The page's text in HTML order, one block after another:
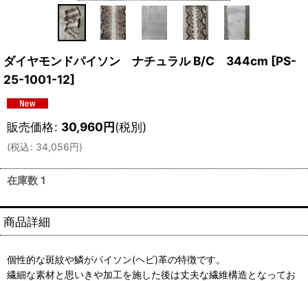
ダイヤモンドパイソン ナチュラル B/C 344cm [PS-
25-1001-12]
販売価格: 30,960円(税別)
(税込: 34,056円)
在庫数 1
商品詳細
個性的な斑紋や鱗がパイソン(ヘビ)革の特徴です。
繊細な素材と思いきや加工を施した後は丈夫な繊維構造となってお